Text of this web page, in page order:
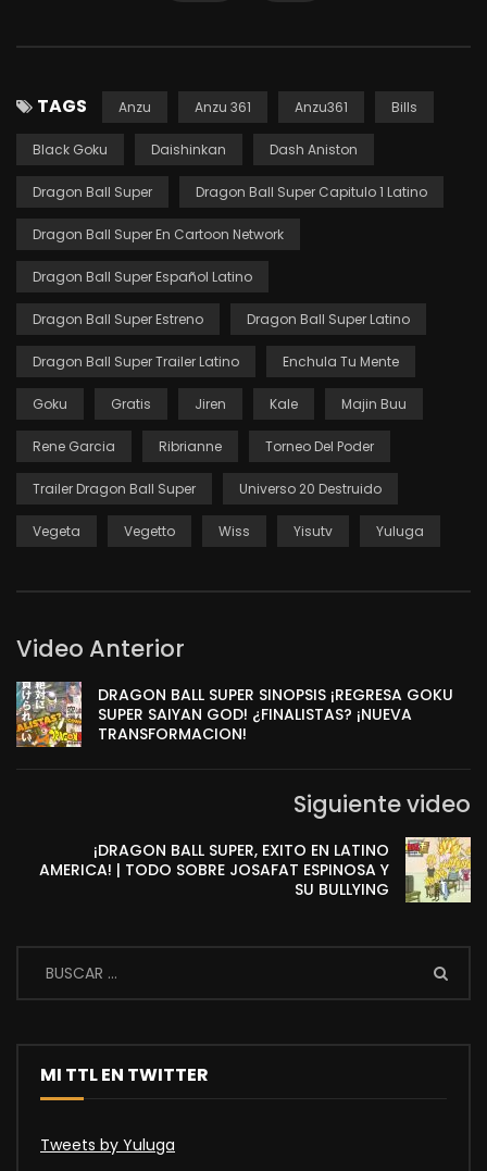
TAGS Anzu Anzu 361 Anzu361 Bills
Black Goku Daishinkan Dash Aniston
Dragon Ball Super Dragon Ball Super Capitulo 1 Latino
Dragon Ball Super En Cartoon Network
Dragon Ball Super Español Latino
Dragon Ball Super Estreno Dragon Ball Super Latino
Dragon Ball Super Trailer Latino Enchula Tu Mente
Goku Gratis Jiren Kale Majin Buu
Rene Garcia Ribrianne Torneo Del Poder
Trailer Dragon Ball Super Universo 20 Destruido
Vegeta Vegetto Wiss Yisutv Yuluga
Video Anterior
DRAGON BALL SUPER SINOPSIS ¡REGRESA GOKU
SUPER SAIYAN GOD! ¿FINALISTAS? ¡NUEVA
TRANSFORMACION!
Siguiente video
¡DRAGON BALL SUPER, EXITO EN LATINO
AMERICA! | TODO SOBRE JOSAFAT ESPINOSA Y
SU BULLYING
MI TTL EN TWITTER
Tweets by Yuluga